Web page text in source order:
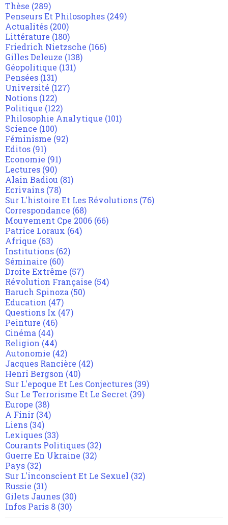
Thèse (289)
Penseurs Et Philosophes (249)
Actualités (200)
Littérature (180)
Friedrich Nietzsche (166)
Gilles Deleuze (138)
Géopolitique (131)
Pensées (131)
Université (127)
Notions (122)
Politique (122)
Philosophie Analytique (101)
Science (100)
Féminisme (92)
Editos (91)
Economie (91)
Lectures (90)
Alain Badiou (81)
Ecrivains (78)
Sur L'histoire Et Les Révolutions (76)
Correspondance (68)
Mouvement Cpe 2006 (66)
Patrice Loraux (64)
Afrique (63)
Institutions (62)
Séminaire (60)
Droite Extrême (57)
Révolution Française (54)
Baruch Spinoza (50)
Education (47)
Questions Ix (47)
Peinture (46)
Cinéma (44)
Religion (44)
Autonomie (42)
Jacques Rancière (42)
Henri Bergson (40)
Sur L'epoque Et Les Conjectures (39)
Sur Le Terrorisme Et Le Secret (39)
Europe (38)
A Finir (34)
Liens (34)
Lexiques (33)
Courants Politiques (32)
Guerre En Ukraine (32)
Pays (32)
Sur L'inconscient Et Le Sexuel (32)
Russie (31)
Gilets Jaunes (30)
Infos Paris 8 (30)